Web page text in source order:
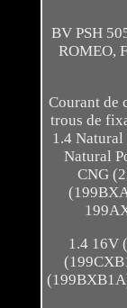
BV PSH
ROMEO,
Courant de
trous de
1.4
Natural
CNG
1.4 16V